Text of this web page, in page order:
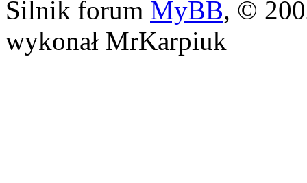
Silnik forum MyBB, ©
wykonał MrKarpiuk